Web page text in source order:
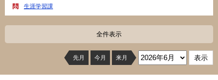
生涯学習課
全件表示
先月 今月 来月